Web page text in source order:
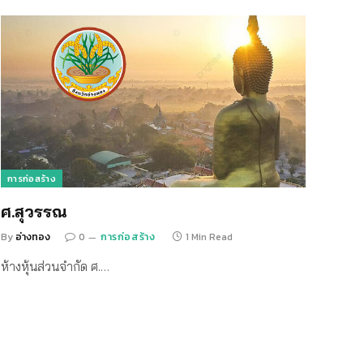
การก่อสร้าง
ศ.สุวรรณ
By อ่างทอง 0 การก่อสร้าง 1 Min Read
ห้างหุ้นส่วนจำกัด ศ.…